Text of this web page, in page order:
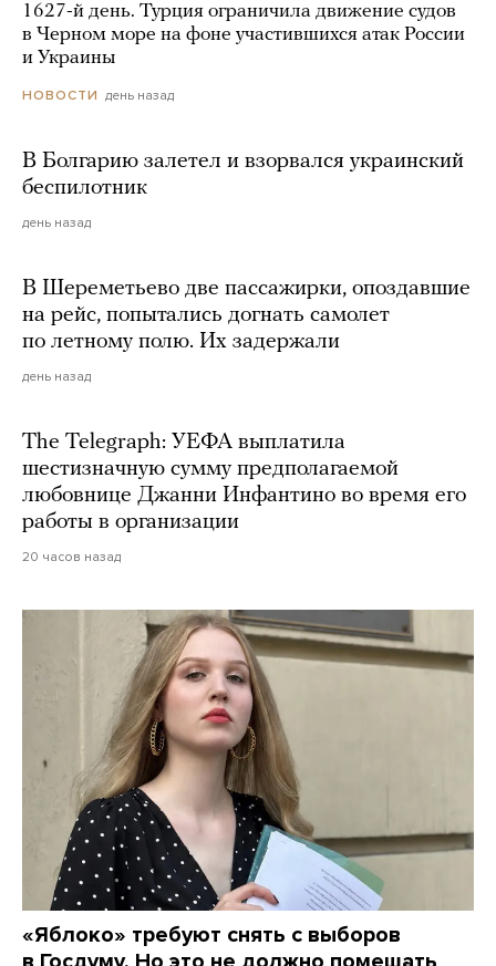
1627-й день. Турция ограничила движение судов
в Черном море на фоне участившихся атак России
и Украины
НОВОСТИ день назад
В Болгарию залетел и взорвался украинский
беспилотник
день назад
В Шереметьево две пассажирки, опоздавшие
на рейс, попытались догнать самолет
по летному полю. Их задержали
день назад
The Telegraph: УЕФА выплатила
шестизначную сумму предполагаемой
любовнице Джанни Инфантино во время его
работы в организации
20 часов назад
«Яблоко» требуют снять с выборов